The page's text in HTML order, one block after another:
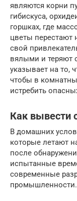
являются корни
гибискуса,
горшках, где
цветы перестают
свой
вялыми и теряют
указывает на то,
чтобы в
истребить
Как вывести
В домашних
которые летают
после
испытанные
современные
промышленности.